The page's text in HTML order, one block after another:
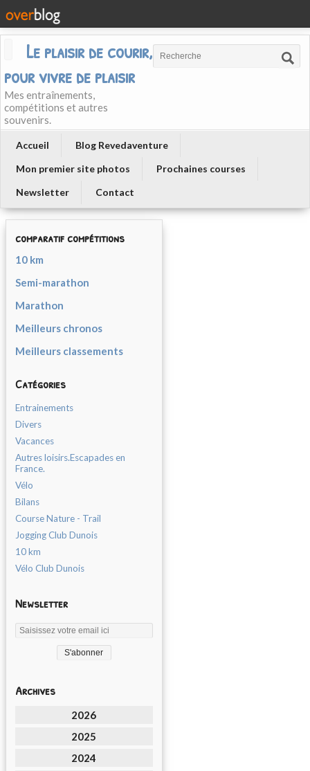
Le plaisir de courir, courir
pour vivre de plaisir
Mes entraînements,
compétitions et autres
souvenirs.
Accueil
Blog Revedaventure
Mon premier site photos
Prochaines courses
Newsletter
Contact
comparatif compétitions
10 km
Semi-marathon
Marathon
Meilleurs chronos
Meilleurs classements
Catégories
Entrainements
Divers
Vacances
Autres loisirs.Escapades en
France.
Vélo
Bilans
Course Nature - Trail
Jogging Club Dunois
10 km
Vélo Club Dunois
Newsletter
Archives
2026
2025
2024